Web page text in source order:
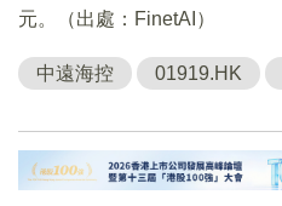
元。（出處：FinetAI）
中遠海控 01919.HK